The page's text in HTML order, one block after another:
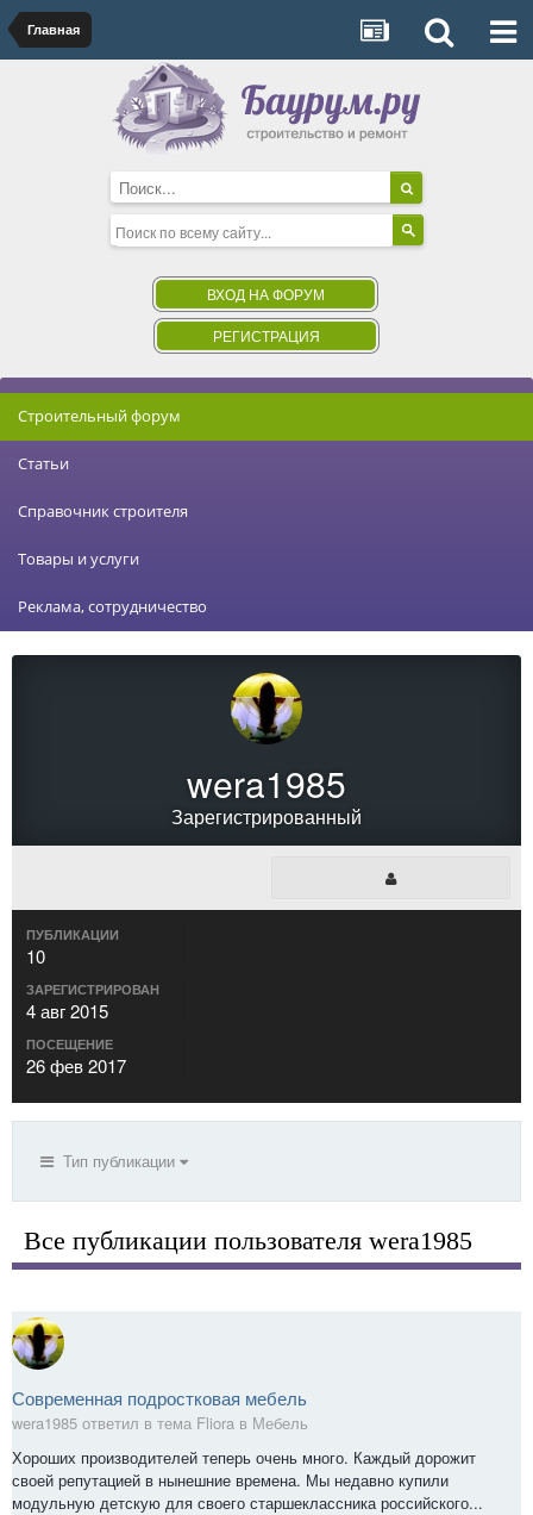
Главная
ВХОД НА ФОРУМ
РЕГИСТРАЦИЯ
Строительный форум
Статьи
Справочник строителя
Товары и услуги
Реклама, сотрудничество
wera1985
Зарегистрированный
ПУБЛИКАЦИИ
10
ЗАРЕГИСТРИРОВАН
4 авг 2015
ПОСЕЩЕНИЕ
26 фев 2017
Тип публикации
Все публикации пользователя wera1985
Современная подростковая мебель
wera1985 ответил в тема Fliora в Мебель
Хороших производителей теперь очень много. Каждый дорожит
своей репутацией в нынешние времена. Мы недавно купили
модульную детскую для своего старшеклассника российского...